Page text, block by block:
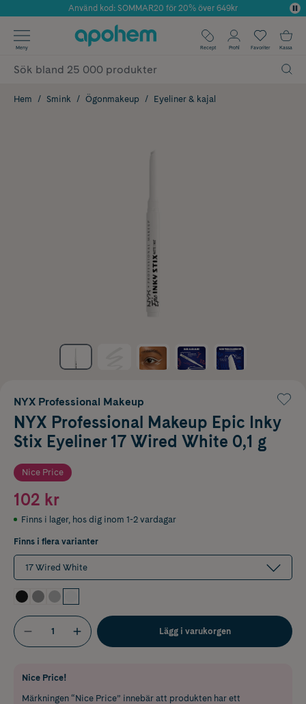
Årets Butik 2025 inom Skönhet
Använd kod: SOMMAR20 för 20% över 649kr
✓ Fri frakt
✓ Poäng på alla köp*
Meny Recept Profil Favoriter Kassa
Hem Smink Ögonmakeup Eyeliner & kajal
NYX Professional Makeup
NYX Professional Makeup Epic Inky
Stix Eyeliner 17 Wired White 0,1 g
Nice Price
102 kr
Finns i lager, hos dig inom 1-2 vardagar
Finns i flera varianter
17 Wired White
Lägg i varukorgen
Nice Price!
Märkningen “Nice Price” innebär att produkten har ett